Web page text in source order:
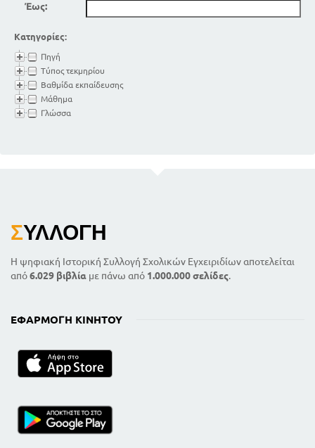
Έως:
Κατηγορίες:
Πηγή
Τύπος τεκμηρίου
Βαθμίδα εκπαίδευσης
Μάθημα
Γλώσσα
ΣΥΛΛΟΓΉ
Η ψηφιακή Ιστορική Συλλογή Σχολικών Εγχειριδίων αποτελείται
από6.029 βιβλία με πάνω από 1.000.000 σελίδες.
ΕΦΑΡΜΟΓΉ ΚΙΝΗΤΟΎ